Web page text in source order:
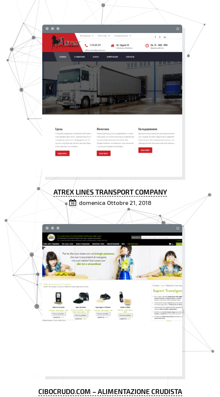
ATREX LINES TRANSPORT COMPANY
domenica Ottobre 21, 2018
CIBOCRUDO.COM – ALIMENTAZIONE CRUDISTA